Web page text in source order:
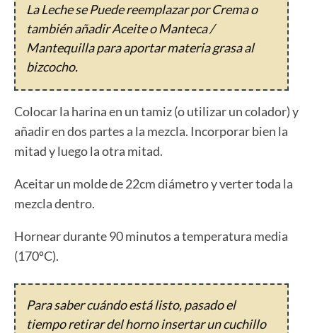
La Leche se Puede reemplazar por Crema o
también añadir Aceite o Manteca /
Mantequilla para aportar materia grasa al
bizcocho.
Colocar la harina en un tamiz (o utilizar un colador) y
añadir en dos partes a la mezcla. Incorporar bien la
mitad y luego la otra mitad.
Aceitar un molde de 22cm diámetro y verter toda la
mezcla dentro.
Hornear durante 90 minutos a temperatura media
(170ºC).
Para saber cuándo está listo, pasado el
tiempo retirar del horno insertar un cuchillo